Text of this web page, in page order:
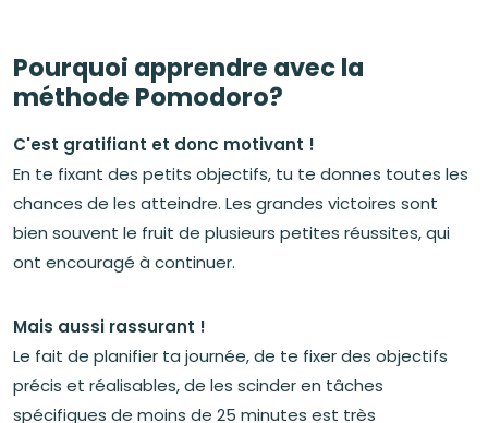
Pourquoi apprendre avec la
méthode Pomodoro?
C'est gratifiant et donc motivant !
En te fixant des petits objectifs, tu te donnes toutes les
chances de les atteindre. Les grandes victoires sont
bien souvent le fruit de plusieurs petites réussites, qui
ont encouragé à continuer.
Mais aussi rassurant !
Le fait de planifier ta journée, de te fixer des objectifs
précis et réalisables, de les scinder en tâches
spécifiques de moins de 25 minutes est très